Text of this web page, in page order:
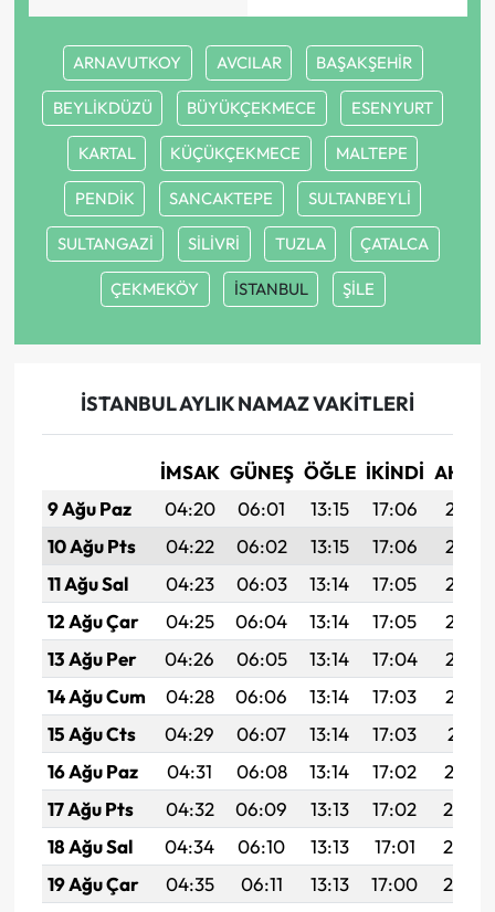
ARNAVUTKOY AVCILAR BAŞAKŞEHİR
BEYLİKDÜZÜ BÜYÜKÇEKMECE ESENYURT
KARTAL KÜÇÜKÇEKMECE MALTEPE
PENDİK SANCAKTEPE SULTANBEYLİ
SULTANGAZİ SİLİVRİ TUZLA ÇATALCA
ÇEKMEKÖY İSTANBUL ŞİLE
İSTANBUL AYLIK NAMAZ VAKITLERI
İMSAK GÜNEŞ ÖĞLE İKINDI
9 Ağu Paz
04:20 06:01 13:15 17:06
20:19
10 Ağu Pts
04:22 06:02 13:15 17:06
20:18
11 Ağu Sal
04:23 06:03 13:14 17:05
20:16
12 Ağu Çar
04:25 06:04 13:14 17:05
20:15
13 Ağu Per
04:26 06:05 13:14 17:04
20:14
14 Ağu Cum
04:28 06:06 13:14 17:03
20:12
15 Ağu Cts
04:29 06:07 13:14 17:03
20:11
16 Ağu Paz
04:31 06:08 13:14 17:02
20:10
17 Ağu Pts
04:32 06:09 13:13 17:02
20:08
18 Ağu Sal
04:34 06:10 13:13 17:01
20:07
19 Ağu Çar
04:35 06:11 13:13 17:00
20:05